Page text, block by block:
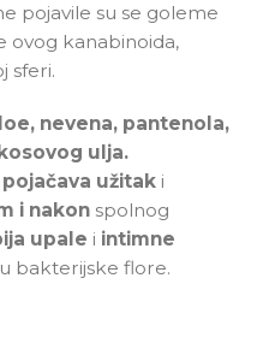
pojavile su se goleme
ovog kanabinoida,
sferi.
nevena, pantenola,
ulja.
pojačava užitaki
i nakonspolnog
upale i intimne
bakterijske flore.